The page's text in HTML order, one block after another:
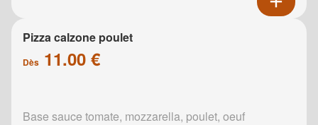
Pizza calzone poulet
Dès 11.00 €
Base sauce tomate, mozzarella, poulet, oeuf